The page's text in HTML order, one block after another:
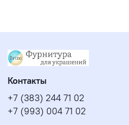
Контакты
+7 (383) 244 71 02
+7 (993) 004 71 02